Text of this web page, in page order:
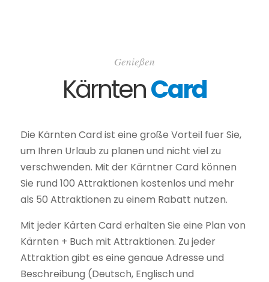
Genießen
KärntenCard
Die Kärnten Card ist eine große Vorteil fuer Sie,
um Ihren Urlaub zu planen und nicht viel zu
verschwenden. Mit der Kärntner Card können
Sie rund 100 Attraktionen kostenlos und mehr
als 50 Attraktionen zu einem Rabatt nutzen.
Mit jeder Kärten Card erhalten Sie eine Plan von
Kärnten + Buch mit Attraktionen. Zu jeder
Attraktion gibt es eine genaue Adresse und
Beschreibung (Deutsch, Englisch und